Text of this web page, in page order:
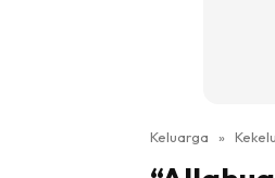
Keluarga »